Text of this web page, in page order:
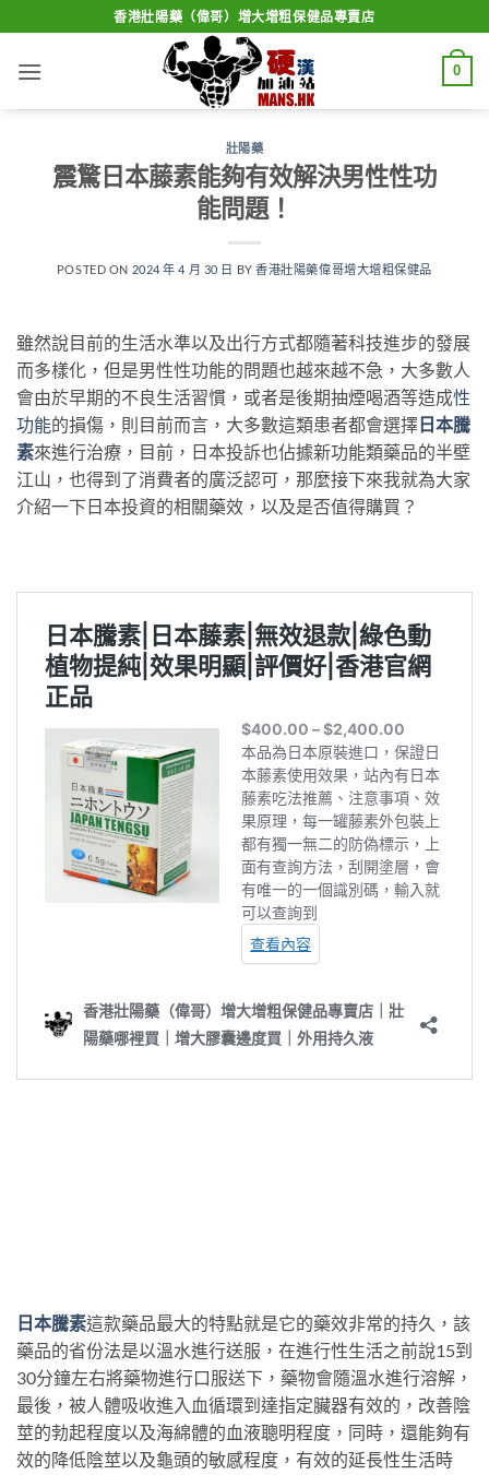
to
content
香港壯陽藥（偉哥）增大增粗保健品專賣店
0
壯陽藥
震驚日本藤素能夠有效解決男性性功
能問題！
POSTED ON 2024 年 4 月 30 日 BY香港壯陽藥偉哥增大增粗保健品
雖然說目前的生活水準以及出行方式都隨著科技進步的發展
而多樣化，但是男性性功能的問題也越來越不急，大多數人
會由於早期的不良生活習慣，或者是後期抽煙喝酒等造成性
功能的損傷，則目前而言，大多數這類患者都會選擇 日本騰
素來進行治療，目前，日本投訴也佔據新功能類藥品的半壁
江山，也得到了消費者的廣泛認可，那麼接下來我就為大家
介紹一下日本投資的相關藥效，以及是否值得購買？
日本騰素這款藥品最大的特點就是它的藥效非常的持久，該
藥品的省份法是以溫水進行送服，在進行性生活之前說15到
30分鐘左右將藥物進行口服送下，藥物會隨溫水進行溶解，
最後，被人體吸收進入血循環到達指定臟器有效的，改善陰
莖的勃起程度以及海綿體的血液聰明程度，同時，還能夠有
效的降低陰莖以及龜頭的敏感程度，有效的延長性生活時